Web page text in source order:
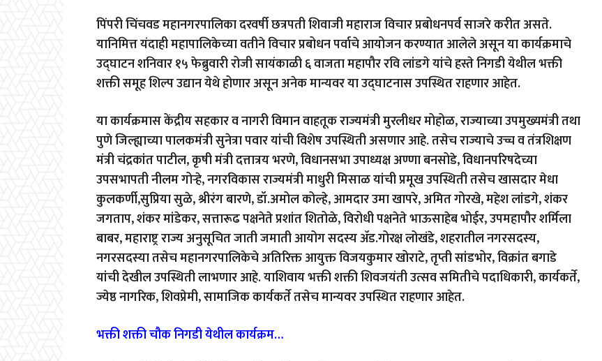
पिंपरी चिंचवड महानगरपालिका दरवर्षी छत्रपती शिवाजी महाराज विचार प्रबोधनपर्व साजरे करीत असते.
यानिमित्त यंदाही महापालिकेच्या वतीने विचार प्रबोधन पर्वाचे आयोजन करण्यात आलेले असून या कार्यक्रमाचे
उद्घाटन शनिवार १५ फेब्रुवारी रोजी सायंकाळी ६ वाजता महापौर रवि लांडगे यांचे हस्ते निगडी येथील भक्ती
शक्ती समूह शिल्प उद्यान येथे होणार असून अनेक मान्यवर या उद्घाटनास उपस्थित राहणार आहेत.
या कार्यक्रमास केंद्रीय सहकार व नागरी विमान वाहतूक राज्यमंत्री मुरलीधर मोहोळ, राज्याच्या उपमुख्यमंत्री तथा
पुणे जिल्ह्याच्या पालकमंत्री सुनेत्रा पवार यांची विशेष उपस्थिती असणार आहे. तसेच राज्याचे उच्च व तंत्रशिक्षण
मंत्री चंद्रकांत पाटील, कृषी मंत्री दत्तात्रय भरणे, विधानसभा उपाध्यक्ष अण्णा बनसोडे, विधानपरिषदेच्या
उपसभापती नीलम गोऱ्हे, नगरविकास राज्यमंत्री माधुरी मिसाळ यांची प्रमूख उपस्थिती तसेच खासदार मेधा
कुलकर्णी,सुप्रिया सुळे, श्रीरंग बारणे, डॉ.अमोल कोल्हे, आमदार उमा खापरे, अमित गोरखे, महेश लांडगे, शंकर
जगताप, शंकर मांडेकर, सत्तारूढ पक्षनेते प्रशांत शितोळे, विरोधी पक्षनेते भाऊसाहेब भोईर, उपमहापौर शर्मिला
बाबर, महाराष्ट्र राज्य अनुसूचित जाती जमाती आयोग सदस्य ॲड.गोरक्ष लोखंडे, शहरातील नगरसदस्य,
नगरसदस्या तसेच महानगरपालिकेचे अतिरिक्त आयुक्त विजयकुमार खोराटे, तृप्ती सांडभोर, विक्रांत बगाडे
यांची देखील उपस्थिती लाभणार आहे. याशिवाय भक्ती शक्ती शिवजयंती उत्सव समितीचे पदाधिकारी, कार्यकर्ते,
ज्येष्ठ नागरिक, शिवप्रेमी, सामाजिक कार्यकर्ते तसेच मान्यवर उपस्थित राहणार आहेत.
भक्ती शक्ती चौक निगडी येथील कार्यक्रम…